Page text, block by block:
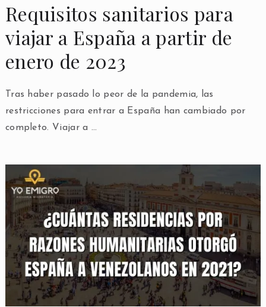
Requisitos sanitarios para
viajar a España a partir de
enero de 2023
Tras haber pasado lo peor de la pandemia, las
restricciones para entrar a España han cambiado por
completo. Viajar a …